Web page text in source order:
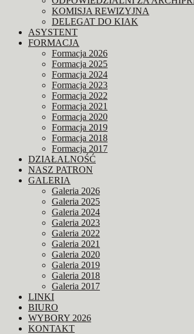
KOMISJA REWIZYJNA
DELEGAT DO KIAK
ASYSTENT
FORMACJA
Formacja 2026
Formacja 2025
Formacja 2024
Formacja 2023
Formacja 2022
Formacja 2021
Formacja 2020
Formacja 2019
Formacja 2018
Formacja 2017
DZIAŁALNOŚĆ
NASZ PATRON
GALERIA
Galeria 2026
Galeria 2025
Galeria 2024
Galeria 2023
Galeria 2022
Galeria 2021
Galeria 2020
Galeria 2019
Galeria 2018
Galeria 2017
LINKI
BIURO
WYBORY 2026
KONTAKT